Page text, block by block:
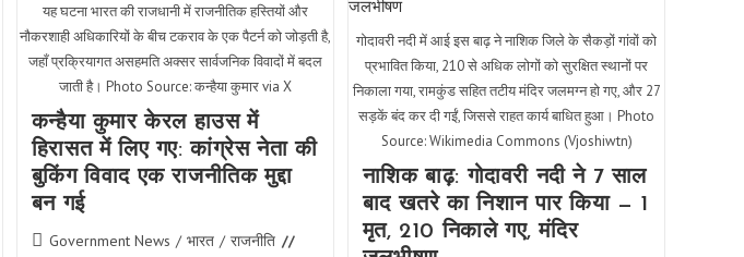
जवाबदेही
का
सवाल
यह घटना भारत की राजधानी में राजनीतिक हस्तियों और
नौकरशाही अधिकारियों के बीच टकराव के एक पैटर्न को जोड़ती है,
जहाँ प्रक्रियागत असहमति अक्सर सार्वजनिक विवादों में बदल
जाती है। Photo Source: कन्हैया कुमार via X
कन्हैया कुमार केरल हाउस में
हिरासत में लिए गए: कांग्रेस नेता की
बुकिंग विवाद एक राजनीतिक मुद्दा
बन गई
PostGovernment News / भारत / राजनीति
गोदावरी नदी में आई इस बाढ़ ने नाशिक जिले के सैकड़ों गांवों को
प्रभावित किया, 210 से अधिक लोगों को सुरक्षित स्थानों पर
निकाला गया, रामकुंड सहित तटीय मंदिर जलमग्न हो गए, और 27
सड़कें बंद कर दी गईं, जिससे राहत कार्य बाधित हुआ। Photo
Source: Wikimedia Commons (Vjoshiwtn)
नाशिक बाढ़: गोदावरी नदी ने 7 साल
बाद खतरे का निशान पार किया — 1
मृत, 210 निकाले गए, मंदिर